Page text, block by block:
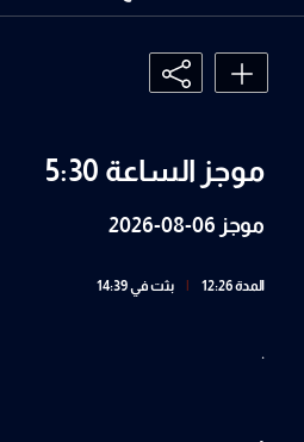
موجز الساعة 5:30
موجز 06-08-2026
المدة 12:26 بثت في 14:39
.